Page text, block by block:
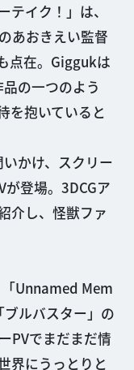
イク！」は、
あおきえい監督
点在。Giggukは
品の一つのよう
を抱いていると
いかけ、スクリー
登場。3DCGア
介し、怪獣ファ
Unnamed Mem
ルバスター」の
PVでまだまだ情
界にうっとりと